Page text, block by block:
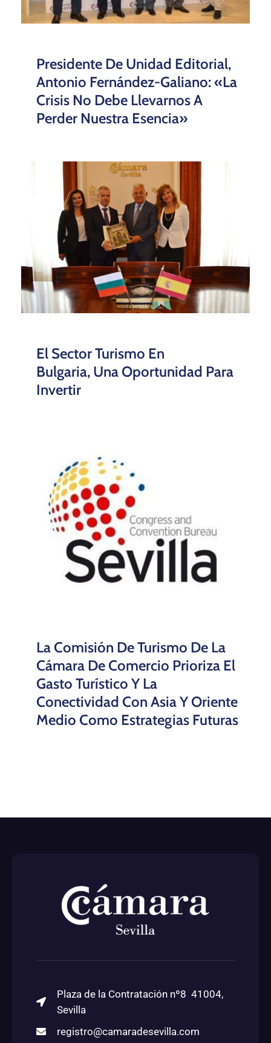
Presidente De Unidad Editorial,
Antonio Fernández-Galiano: «La
Crisis No Debe Llevarnos A
Perder Nuestra Esencia»
El Sector Turismo En
Bulgaria, Una Oportunidad Para
Invertir
La Comisión De Turismo De La
Cámara De Comercio Prioriza El
Gasto Turístico Y La
Conectividad Con Asia Y Oriente
Medio Como Estrategias Futuras
Plaza de la Contratación nº8 41004,
Sevilla
registro@camaradesevilla.com